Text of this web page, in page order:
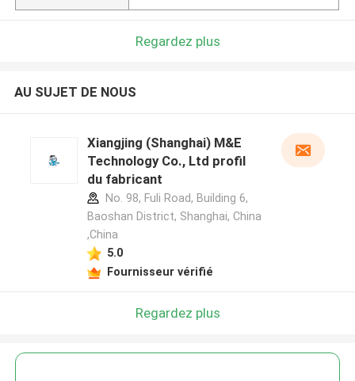
Regardez plus
AU SUJET DE NOUS
Xiangjing (Shanghai) M&E
Technology Co., Ltd profil
du fabricant
No. 98, Fuli Road, Building 6,
Baoshan District, Shanghai, China
,China
5.0
Fournisseur vérifié
Regardez plus